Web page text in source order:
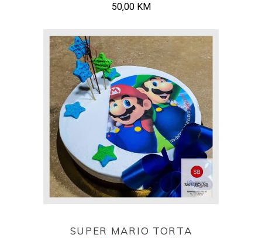
50,00 KM
SUPER MARIO TORTA